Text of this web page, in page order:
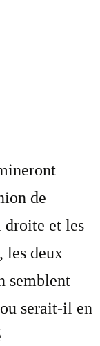
de
droite et les
les deux
semblent
serait-il en